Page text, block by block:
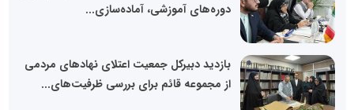
دوره‌های آموزشی، آماده‌سازی...
بازدید دبیرکل جمعیت اعتلای نهادهای مردمی
از مجموعه قائم برای بررسی ظرفیت‌های...